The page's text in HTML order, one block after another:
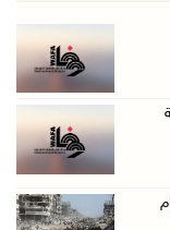
...
...